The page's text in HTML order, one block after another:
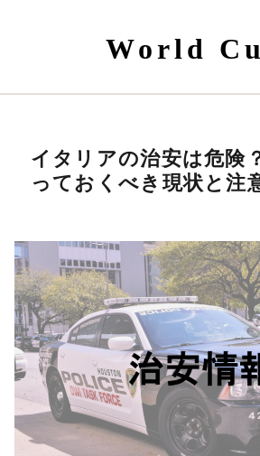
World
イタリアの治安は危険
っておくべき現状と注